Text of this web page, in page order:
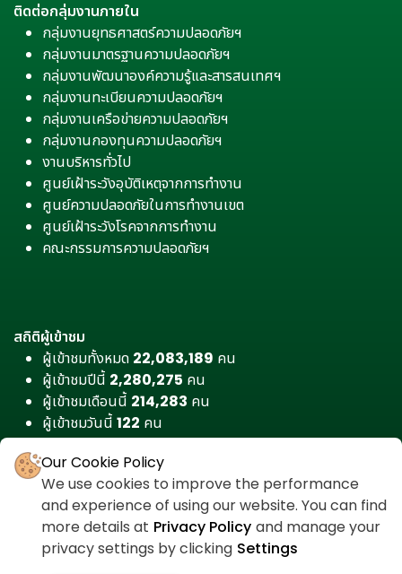
ติดต่อกลุ่มงานภายใน
กลุ่มงานยุทธศาสตร์ความปลอดภัยฯ
กลุ่มงานมาตรฐานความปลอดภัยฯ
กลุ่มงานพัฒนาองค์ความรู้และสารสนเทศฯ
กลุ่มงานทะเบียนความปลอดภัยฯ
กลุ่มงานเครือข่ายความปลอดภัยฯ
กลุ่มงานกองทุนความปลอดภัยฯ
งานบริหารทั่วไป
ศูนย์เฝ้าระวังอุบัติเหตุจากการทำงาน
ศูนย์ความปลอดภัยในการทำงานเขต
ศูนย์เฝ้าระวังโรคจากการทำงาน
คณะกรรมการความปลอดภัยฯ
สถิติผู้เข้าชม
ผู้เข้าชมทั้งหมด 22,083,189 คน
ผู้เข้าชมปีนี้ 2,280,275 คน
ผู้เข้าชมเดือนนี้ 214,283 คน
ผู้เข้าชมวันนี้ 122 คน
Our Cookie Policy
We use cookies to improve the performance
and experience of using our website. You can find
more details at Privacy Policy and manage your
privacy settings by clicking Settings